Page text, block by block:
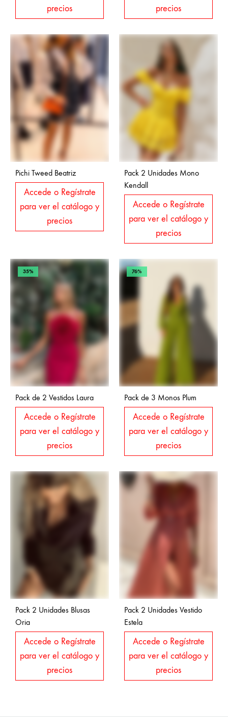
precios
precios
Pichi Tweed Beatriz
Accede o Regístrate
para ver el catálogo y
precios
Pack 2 Unidades Mono
Kendall
Accede o Regístrate
para ver el catálogo y
precios
35%
Pack de 2 Vestidos Laura
Accede o Regístrate
para ver el catálogo y
precios
76%
Pack de 3 Monos Plum
Accede o Regístrate
para ver el catálogo y
precios
Pack 2 Unidades Blusas
Oria
Accede o Regístrate
para ver el catálogo y
precios
Pack 2 Unidades Vestido
Estela
Accede o Regístrate
para ver el catálogo y
precios